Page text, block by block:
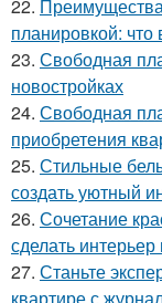
22.
планировкой:
23. Свободная
новостройках
24. Свободная
приобретения
25. Стильные
создать уютный
26. Сочетание
сделать
27. Станьте